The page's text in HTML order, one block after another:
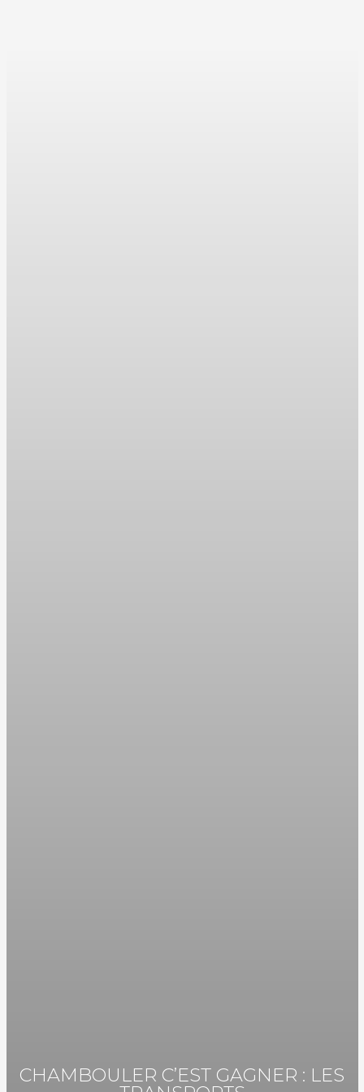
CHAMBOULER C’EST GAGNER : LES